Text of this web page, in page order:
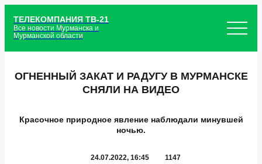
ТЕЛЕКОМПАНИЯ ТВ-21
Все новости Мурманска и
Мурманской области
ОГНЕННЫЙ ЗАКАТ И РАДУГУ В МУРМАНСКЕ
СНЯЛИ НА ВИДЕО
Красочное природное явление наблюдали минувшей
ночью.
24.07.2022, 16:45 1147